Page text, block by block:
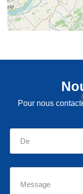
Pour nous